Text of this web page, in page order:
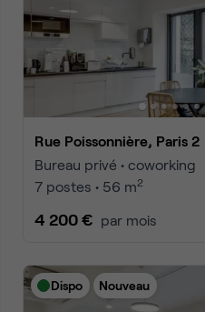
Rue Poissonnière, Paris 2
Bureau privé • coworking
7 postes • 56 m2
4 200 € par mois
Dispo Nouveau